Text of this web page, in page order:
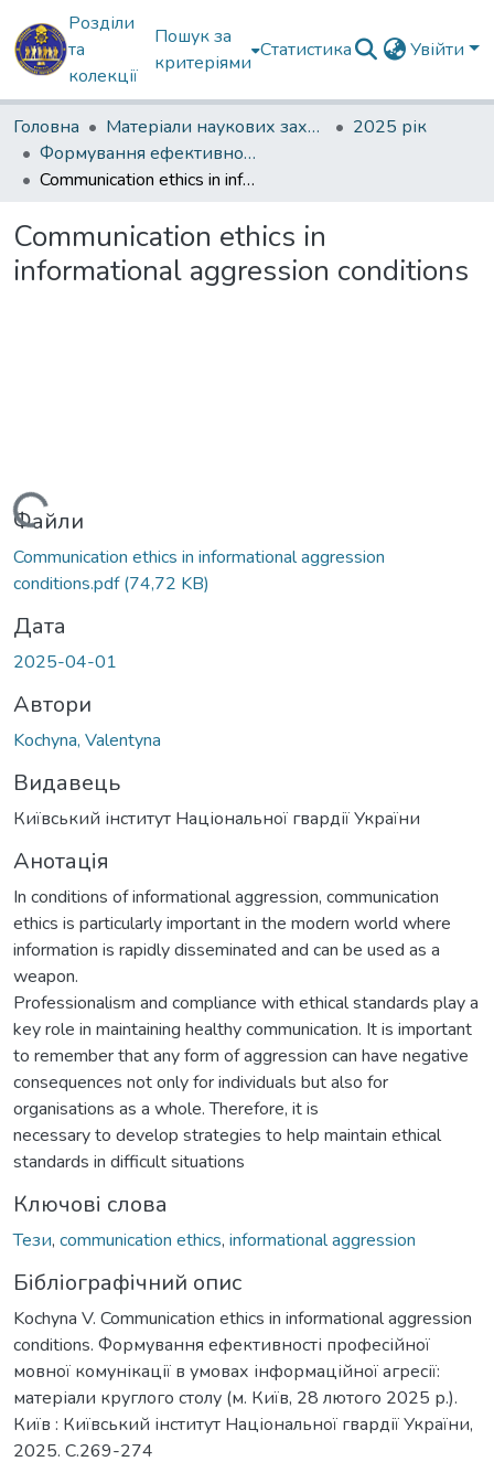
Розділи
та
колекції
Пошук за
критеріями
Статистика Увійти
Головна Матеріали наукових заходів
2025 рік
Формування ефективності професійної мовної комунікації в умовах інформаційної агресії
Communication ethics in informational aggression conditions
Communication ethics in
informational aggression conditions
Вантажиться...
Файли
Communication ethics in informational aggression
conditions.pdf(74,72 KB)
Дата
2025-04-01
Автори
Kochyna, Valentyna
Видавець
Київський інститут Національної гвардії України
Анотація
In conditions of informational aggression, communication
ethics is particularly important in the modern world where
information is rapidly disseminated and can be used as a
weapon.
Professionalism and compliance with ethical standards play a
key role in maintaining healthy communication. It is important
to remember that any form of aggression can have negative
consequences not only for individuals but also for
organisations as a whole. Therefore, it is
necessary to develop strategies to help maintain ethical
standards in difficult situations
Ключові слова
Тези, communication ethics, informational aggression
Бібліографічний опис
Kochyna V. Communication ethics in informational aggression
conditions. Формування ефективності професійної
мовної комунікації в умовах інформаційної агресії:
матеріали круглого столу (м. Київ, 28 лютого 2025 р.).
Київ : Київський інститут Національної гвардії України,
2025. С.269-274